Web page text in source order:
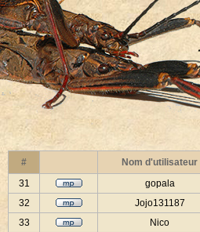
# Nom d'utilisateur
31
gopala
32
Jojo131187
33
Nico